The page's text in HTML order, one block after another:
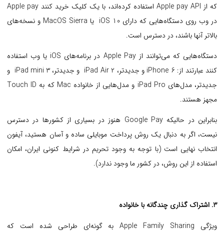
که از Apple pay API استفاده کرده‌اند، با یک کلیک خرید کنند
Apple pay
در وب روی دستگاه‌هایی که دارای iOS 10 یا MacOS Sierra و نسخه‌های
بالاتر آنها باشند، در دسترس است.
دستگاه‌هایی که می‌توانند از Apple Pay در برنامه‌های iOS یا وب استفاده
کنند عبارتند از: iPhone 6 و جدیدتر، iPad Air 2 و جدیدتر، iPad mini 3 و
جدیدتر، مدل‌های iPad Pro و مدل‌هایی از خانواده Mac که به Touch ID
مجهز هستند.
بنابراین در حالیکه Google Pay هنوز در بسیاری از کشورها در دسترس
نیست، اگر به دنبال یک روش پرداخت موبایلی ساده و آسان هستید، آیفون
انتخاب نهایی است (با توجه به وجود تحریم در شرایط کنونی ایران، امکان
استفاده از این روش، در کشور ما وجود ندارد).
3. اشتراک گذاری چندگانه با خانواده
ویژگی Apple Family Sharing به گونه‌ای طراحی شده است که